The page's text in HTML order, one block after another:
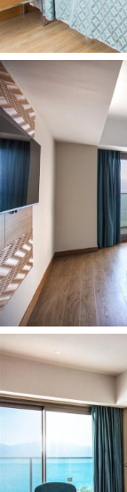
pastatomas
kūdikių vonelė
Vaikams:
vaikų klubas
baseinas
pramoginiai
žaidimų
vandens
pramoginiai
meniu vaikams
diskoteka
švediškas
uždaras
Paplūdimys:
paplūdimyje:
paplūdimio
baras
nuosavas
smėlio-žvyro
Kontaktai:
Adresas:
Aydın / TURKIJA
Telefonas:+90